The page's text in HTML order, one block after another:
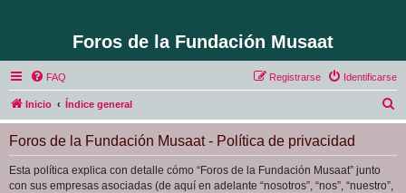
Foros de la Fundación Musaat
FAQ Identificarse
Registrarse
Inicio Índice general
u
Foros de la Fundación Musaat - Política de privacidad
Esta política explica con detalle cómo “Foros de la Fundación Musaat” junto
con sus empresas asociadas (de aquí en adelante “nosotros”, “nos”, “nuestro”,